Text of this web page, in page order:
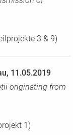
3 & 9)
11.05.2019
originating from
1)